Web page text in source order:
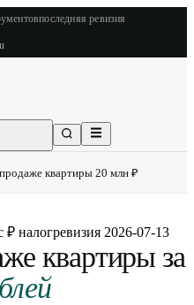
последняя ревизия
квартиры 20 млн ₽
₽ налогревизия 2026-07-13
квартиры за